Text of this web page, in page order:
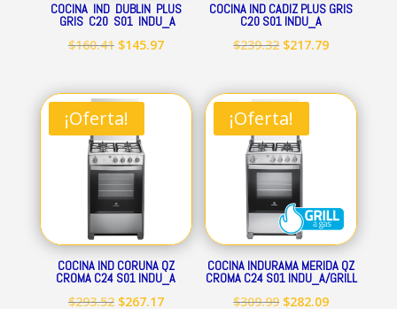
COCINA IND DUBLIN PLUS
GRIS C20 S01 INDU_A
$160.41 El
original
era:
$160.41.
$145.97El
actual
COCINA IND CADIZ PLUS GRIS
C20 S01 INDU_A
$239.32 El
original
era:
$239.32.
$217.79El
actual
¡Oferta!
COCINA IND CORUNA QZ
CROMA C24 S01 INDU_A
$293.52 El
$267.17El
¡Oferta!
COCINA INDURAMA MERIDA QZ
CROMA C24 S01 INDU_A/GRILL
$309.99 El
$282.09El